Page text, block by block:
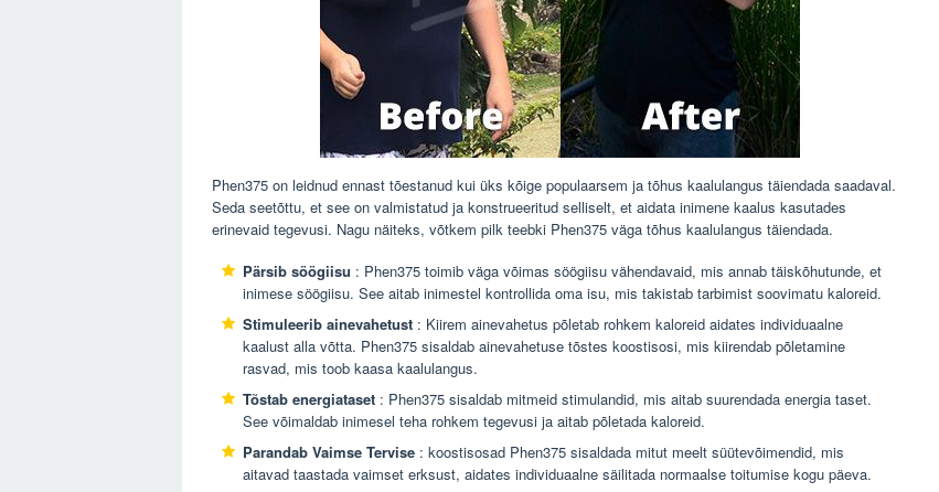
Phen375 on leidnud ennast tõestanud kui üks kõige populaarsem ja tõhus kaalulangus täiendada saadaval.
Seda seetõttu, et see on valmistatud ja konstrueeritud selliselt, et aidata inimene kaalus kasutades
erinevaid tegevusi. Nagu näiteks, võtkem pilk teebki Phen375 väga tõhus kaalulangus täiendada.
Pärsib söögiisu : Phen375 toimib väga võimas söögiisu vähendavaid, mis annab täiskõhutunde, et
inimese söögiisu. See aitab inimestel kontrollida oma isu, mis takistab tarbimist soovimatu kaloreid.
Stimuleerib ainevahetust : Kiirem ainevahetus põletab rohkem kaloreid aidates individuaalne
kaalust alla võtta. Phen375 sisaldab ainevahetuse tõstes koostisosi, mis kiirendab põletamine
rasvad, mis toob kaasa kaalulangus.
Tõstab energiataset : Phen375 sisaldab mitmeid stimulandid, mis aitab suurendada energia taset.
See võimaldab inimesel teha rohkem tegevusi ja aitab põletada kaloreid.
Parandab Vaimse Tervise : koostisosad Phen375 sisaldada mitut meelt süütevõimendid, mis
aitavad taastada vaimset erksust, aidates individuaalne säilitada normaalse toitumise kogu päeva.